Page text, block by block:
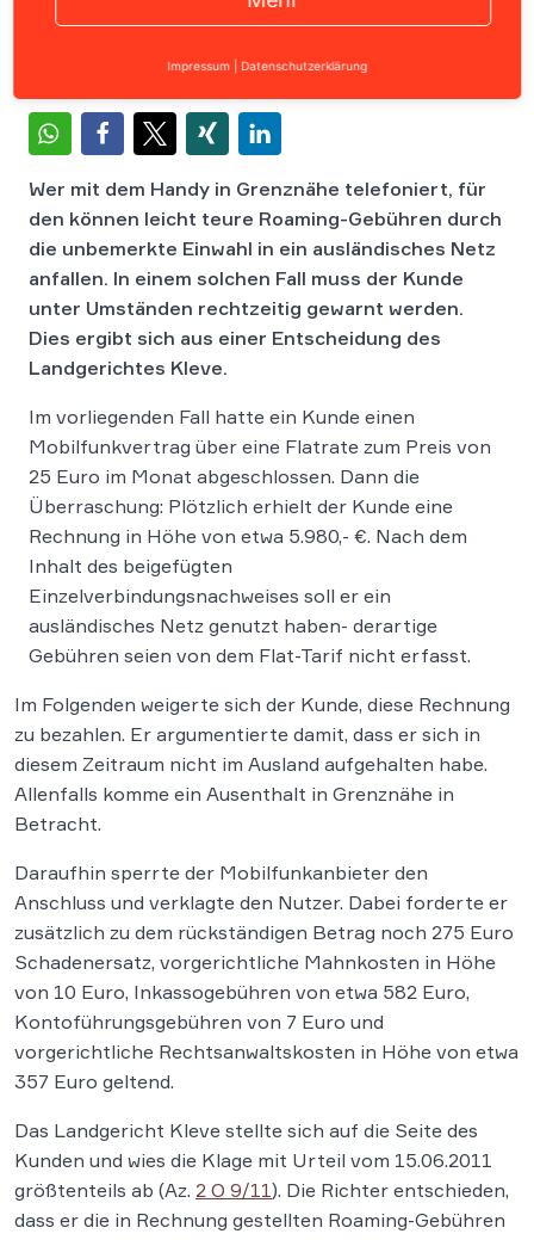
Wer mit dem Handy in Grenznähe telefoniert, für
den können leicht teure Roaming-Gebühren durch
die unbemerkte Einwahl in ein ausländisches Netz
anfallen. In einem solchen Fall muss der Kunde
unter Umständen rechtzeitig gewarnt werden.
Dies ergibt sich aus einer Entscheidung des
Landgerichtes Kleve.
Im vorliegenden Fall hatte ein Kunde einen
Mobilfunkvertrag über eine Flatrate zum Preis von
25 Euro im Monat abgeschlossen. Dann die
Überraschung: Plötzlich erhielt der Kunde eine
Rechnung in Höhe von etwa 5.980,- €. Nach dem
Inhalt des beigefügten
Einzelverbindungsnachweises soll er ein
ausländisches Netz genutzt haben- derartige
Gebühren seien von dem Flat-Tarif nicht erfasst.
Im Folgenden weigerte sich der Kunde, diese Rechnung
zu bezahlen. Er argumentierte damit, dass er sich in
diesem Zeitraum nicht im Ausland aufgehalten habe.
Allenfalls komme ein Ausenthalt in Grenznähe in
Betracht.
Daraufhin sperrte der Mobilfunkanbieter den
Anschluss und verklagte den Nutzer. Dabei forderte er
zusätzlich zu dem rückständigen Betrag noch 275 Euro
Schadenersatz, vorgerichtliche Mahnkosten in Höhe
von 10 Euro, Inkassogebühren von etwa 582 Euro,
Kontoführungsgebühren von 7 Euro und
vorgerichtliche Rechtsanwaltskosten in Höhe von etwa
357 Euro geltend.
Das Landgericht Kleve stellte sich auf die Seite des
Kunden und wies die Klage mit Urteil vom 15.06.2011
größtenteils ab (Az. 2 O 9/11). Die Richter entschieden,
dass er die in Rechnung gestellten Roaming-Gebühren
Impressum Datenschutzerklärung